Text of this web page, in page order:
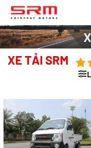
Chuyển
đến
nội
dung
XE TẢI SRM